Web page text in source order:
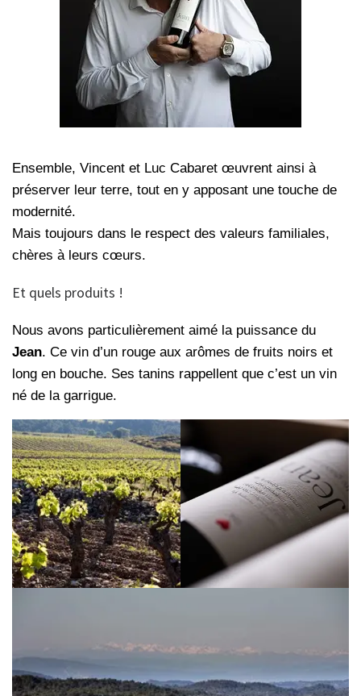
Ensemble, Vincent et Luc Cabaret œuvrent ainsi à
préserver leur terre, tout en y apposant une touche de
modernité.
Mais toujours dans le respect des valeurs familiales,
chères à leurs cœurs.
Et quels produits !
Nous avons particulièrement aimé la puissance du
Jean. Ce vin d’un rouge aux arômes de fruits noirs et
long en bouche. Ses tanins rappellent que c’est un vin
né de la garrigue.